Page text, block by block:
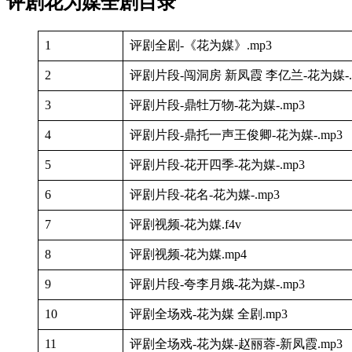
1 评剧全剧-《花为媒》.mp3
2 评剧片段-闯洞房 新凤霞 李亿兰-花为媒-
3 评剧片段-鼎牡万物-花为媒-.mp3
4 评剧片段-鼎托一声王俊卿-花为媒-.mp3
5 评剧片段-花开四季-花为媒-.mp3
6 评剧片段-花名-花为媒-.mp3
7 评剧视频-花为媒.f4v
8 评剧视频-花为媒.mp4
9 评剧片段-夸李月娥-花为媒-.mp3
10 评剧全场戏-花为媒 全剧.mp3
11 评剧全场戏-花为媒-赵丽蓉-新凤霞.mp3